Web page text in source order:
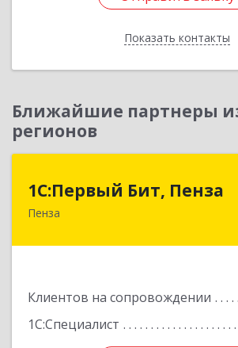
Показать контакты
Назад
Ближайшие партнеры
регионов
1С:Первый Бит, Пенза
Пенза
Клиентов на сопровождении
1С:Специалист
440000, Пензенская обл, Пенза